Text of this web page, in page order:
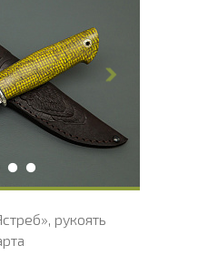
122.5
31
62 - 64 HRC
рукоять